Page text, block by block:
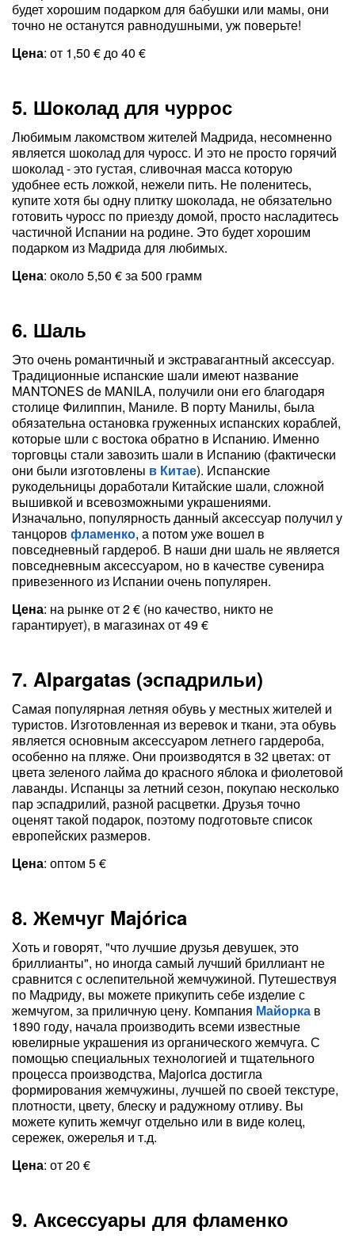
будет хорошим подарком для бабушки или мамы, они
точно не останутся равнодушными, уж поверьте!
Цена: от 1,50 € до 40 €
5. Шоколад для чуррос
Любимым лакомством жителей Мадрида, несомненно
является шоколад для чуросс. И это не просто горячий
шоколад - это густая, сливочная масса которую
удобнее есть ложкой, нежели пить. Не поленитесь,
купите хотя бы одну плитку шоколада, не обязательно
готовить чуросс по приезду домой, просто насладитесь
частичной Испании на родине. Это будет хорошим
подарком из Мадрида для любимых.
Цена: около 5,50 € за 500 грамм
6. Шаль
Это очень романтичный и экстравагантный аксессуар.
Традиционные испанские шали имеют название
MANTONES de MANILA, получили они его благодаря
столице Филиппин, Маниле. В порту Манилы, была
обязательна остановка груженных испанских кораблей,
которые шли с востока обратно в Испанию. Именно
торговцы стали завозить шали в Испанию (фактически
они были изготовлены в Китае). Испанские
рукодельницы доработали Китайские шали, сложной
вышивкой и всевозможными украшениями.
Изначально, популярность данный аксессуар получил у
танцоров фламенко, а потом уже вошел в
повседневный гардероб. В наши дни шаль не является
повседневным аксессуаром, но в качестве сувенира
привезенного из Испании очень популярен.
Цена: на рынке от 2 € (но качество, никто не
гарантирует), в магазинах от 49 €
7. Alpargatas (эспадрильи)
Самая популярная летняя обувь у местных жителей и
туристов. Изготовленная из веревок и ткани, эта обувь
является основным аксессуаром летнего гардероба,
особенно на пляже. Они производятся в 32 цветах: от
цвета зеленого лайма до красного яблока и фиолетовой
лаванды. Испанцы за летний сезон, покупаю несколько
пар эспадрилий, разной расцветки. Друзья точно
оценят такой подарок, поэтому подготовьте список
европейских размеров.
Цена: оптом 5 €
8. Жемчуг Majórica
Хоть и говорят, "что лучшие друзья девушек, это
бриллианты", но иногда самый лучший бриллиант не
сравнится с ослепительной жемчужиной. Путешествуя
по Мадриду, вы можете прикупить себе изделие с
жемчугом, за приличную цену. Компания Майорка в
1890 году, начала производить всеми известные
ювелирные украшения из органического жемчуга. С
помощью специальных технологией и тщательного
процесса производства, Majorica достигла
формирования жемчужины, лучшей по своей текстуре,
плотности, цвету, блеску и радужному отливу. Вы
можете купить жемчуг отдельно или в виде колец,
сережек, ожерелья и т.д.
Цена: от 20 €
9. Аксессуары для фламенко